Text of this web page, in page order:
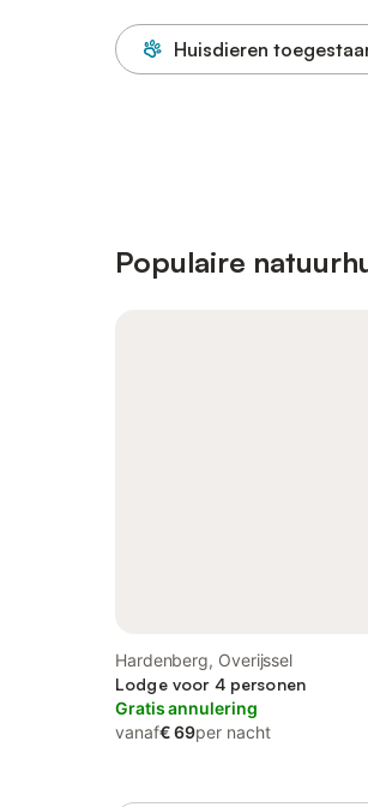
Huisdieren
Populaire
Hardenberg, Overijssel
Lodge voor 4 personen
Gratis annulering
vanaf€ 69per nacht